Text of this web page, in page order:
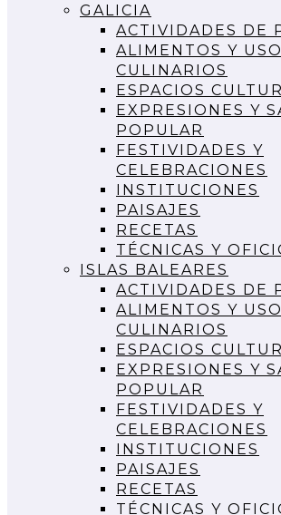
GALICIA
ACTIVIDADES DE
ALIMENTOS Y
CULINARIOS
ESPACIOS
EXPRESIONES Y
POPULAR
FESTIVIDADES Y
CELEBRACIONES
INSTITUCIONES
PAISAJES
RECETAS
TÉCNICAS Y
ISLAS BALEARES
ACTIVIDADES DE
ALIMENTOS Y
CULINARIOS
ESPACIOS
EXPRESIONES Y
POPULAR
FESTIVIDADES Y
CELEBRACIONES
INSTITUCIONES
PAISAJES
RECETAS
TÉCNICAS Y